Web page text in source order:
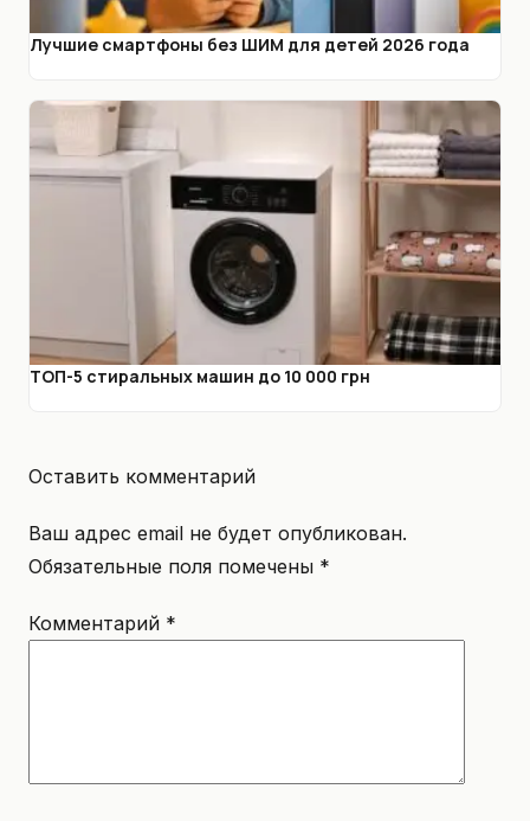
Лучшие смартфоны без ШИМ для детей 2026 года
ТОП-5 стиральных машин до 10 000 грн
Оставить комментарий
Ваш адрес email не будет опубликован.
Обязательные поля помечены *
Комментарий *